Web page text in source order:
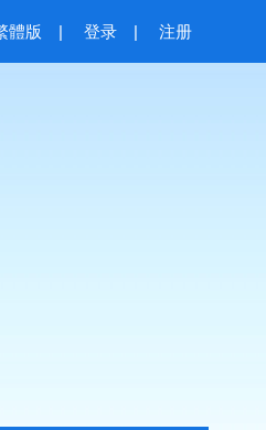
體版 | 登录 | 注册